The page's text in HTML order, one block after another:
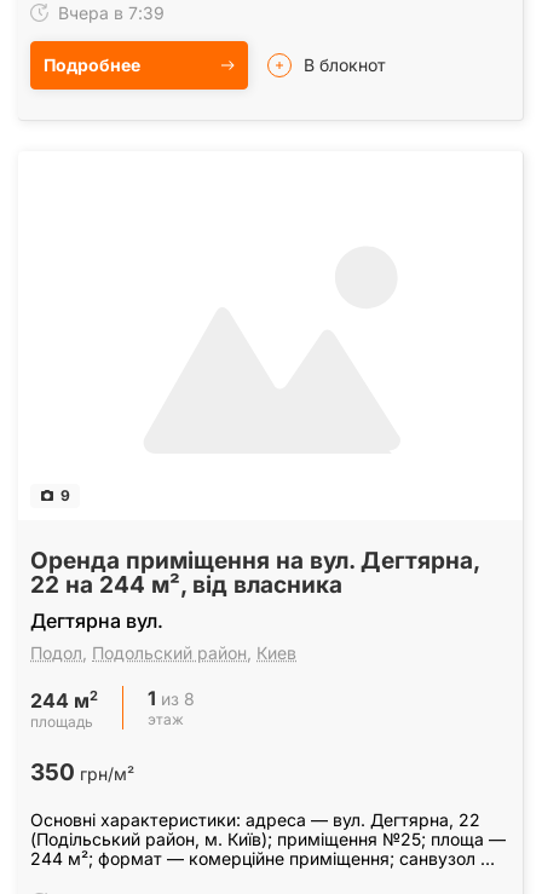
Вчера в 7:39
Подробнее В блокнот
9
Оренда приміщення на вул. Дегтярна,
22 на 244 м², від власника
Дегтярна вул.
Подол Подольский район Киев
244 м2
площадь
1 из 8
этаж
350 грн/м²
Основні характеристики: адреса — вул. Дегтярна, 22
(Подільський район, м. Київ); приміщення №25; площа —
244 м²; формат — комерційне приміщення; санвузол —